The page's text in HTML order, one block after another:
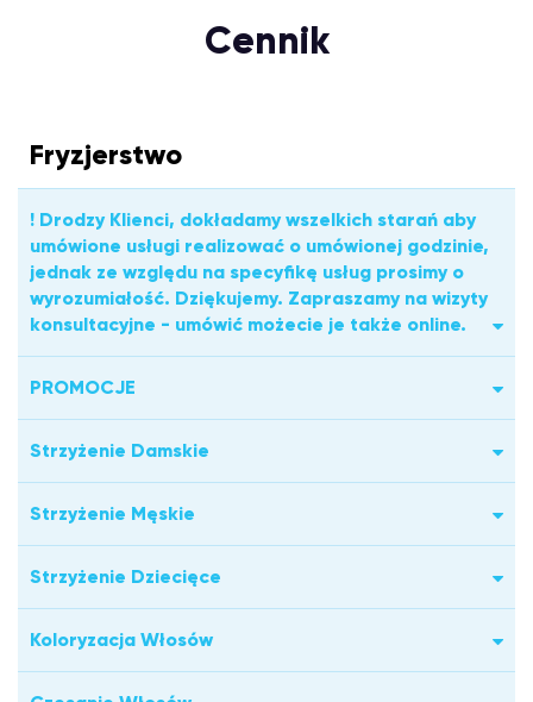
Cennik
Fryzjerstwo
! Drodzy Klienci, dokładamy wszelkich starań aby
umówione usługi realizować o umówionej godzinie,
jednak ze względu na specyfikę usług prosimy o
wyrozumiałość. Dziękujemy. Zapraszamy na wizyty
konsultacyjne - umówić możecie je także online.
PROMOCJE
Strzyżenie Damskie
Strzyżenie Męskie
Strzyżenie Dziecięce
Koloryzacja Włosów